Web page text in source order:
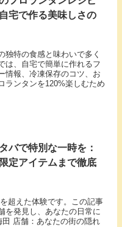
宅で作る美味しさの
独特の食感と味わいで多く
は、自宅で簡単に作れるフ
情報、冷凍保存のコツ、お
ランタンを120%楽しむため
バで特別な一時を：
定アイテムまで徹底
超えた体験です。この記事
を発見し、あなたの日常に
店舗：あなたの街の隠れ